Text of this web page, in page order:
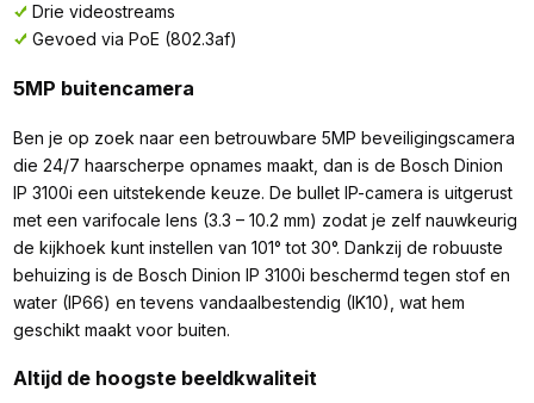
Drie videostreams
Gevoed via PoE (802.3af)
5MP buitencamera
Ben je op zoek naar een betrouwbare 5MP beveiligingscamera
die 24/7 haarscherpe opnames maakt, dan is de Bosch Dinion
IP 3100i een uitstekende keuze. De bullet IP-camera is uitgerust
met een varifocale lens (3.3 – 10.2 mm) zodat je zelf nauwkeurig
de kijkhoek kunt instellen van 101° tot 30°. Dankzij de robuuste
behuizing is de Bosch Dinion IP 3100i beschermd tegen stof en
water (IP66) en tevens vandaalbestendig (IK10), wat hem
geschikt maakt voor buiten.
Altijd de hoogste beeldkwaliteit